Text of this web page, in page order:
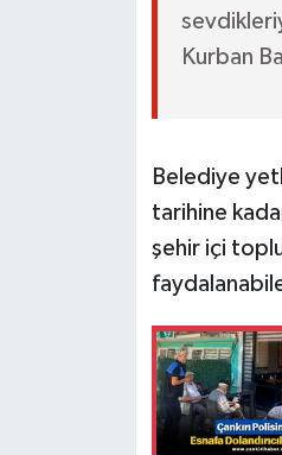
Kurban
Belediye
tarihine
şehir içi